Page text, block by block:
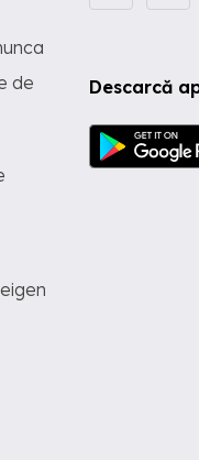
Descarcă
de